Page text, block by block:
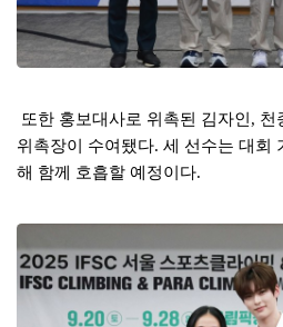
또한 홍보대사로 위촉된 김자인, 천
위촉장이 수여됐다. 세 선수는 대회
해 함께 호흡할 예정이다.